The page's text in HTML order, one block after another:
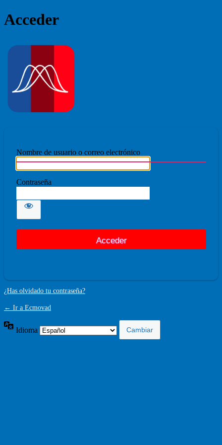
Acceder
Nombre de usuario o correo electrónico
Contraseña
¿Has olvidado tu contraseña?
← Ir a Ecmovad
Idioma